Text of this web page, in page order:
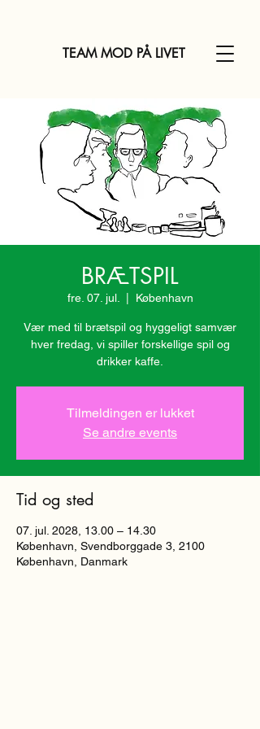
TEAM MOD PÅ LIVET
BRÆTSPIL
fre. 07. jul. København
Vær med til brætspil og hyggeligt samvær
hver fredag, vi spiller forskellige spil og
drikker kaffe.
Tilmeldingen er lukket
Se andre events
Tid og sted
07. jul. 2028, 13.00 – 14.30
København, Svendborggade 3, 2100
København, Danmark